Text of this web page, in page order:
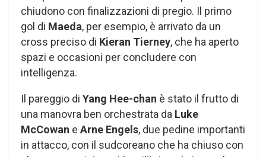
chiudono con finalizzazioni di pregio. Il primo
gol di Maeda, per esempio, è arrivato da un
cross preciso di Kieran Tierney, che ha aperto
spazi e occasioni per concludere con
intelligenza.
Il pareggio di Yang Hee-chan è stato il frutto di
una manovra ben orchestrata da Luke
McCowan e Arne Engels, due pedine importanti
in attacco, con il sudcoreano che ha chiuso con